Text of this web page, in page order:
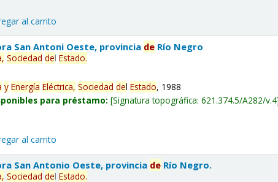
al carrito
San Antoni Oeste, provincia de Río Negro
Sociedad delEstado.
y Energía Eléctrica, Sociedad delEstado, 1988
para préstamo: Signatura topográfica:621.374.5/A282/v.4
al carrito
San Antonio Oeste, provincia de Río Negro.
Sociedad delEstado.